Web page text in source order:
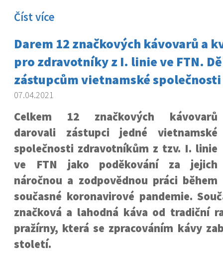
Číst více
Darem 12 značkových kávovarů a
pro zdravotníky z I. linie ve FTN.
zástupcům vietnamské
07.04.2021
Celkem 12 značkových kávovarů
darovali zástupci jedné vietnamské
společnosti zdravotníkům z tzv. I. linie
ve FTN jako poděkování za jejich
náročnou a zodpovědnou práci během
současné koronavirové pandemie.
značková a lahodná káva od tradiční
pražírny, která se zpracováním kávy
století.